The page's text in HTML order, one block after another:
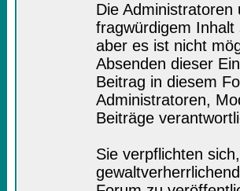
Die
fragwürdigem
aber es ist nicht
Absenden dieser
Beitrag in diesem
Administratoren,
Beiträge
Sie verpflichten